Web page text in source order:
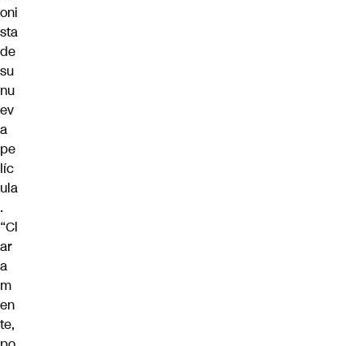
oni
sta
de
su
nu
ev
a
pe
líc
ula
.
“Cl
ar
a
m
en
te,